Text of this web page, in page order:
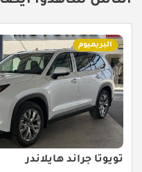
البريميوم
تويوتا جراند هايلاندر